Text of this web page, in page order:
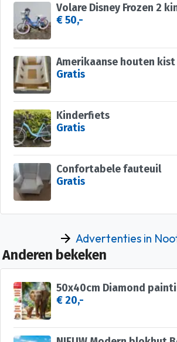
Volare Disney Frozen 2
€ 50,-
Gratis
Kinderfiets
Gratis
Confortabele fauteuil
Gratis
Advertenties in
Anderen bekeken
€ 20,-